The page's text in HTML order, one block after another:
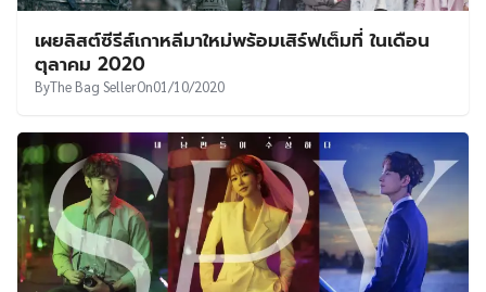
เผยลิสต์ซีรีส์เกาหลีมาใหม่พร้อมเสิร์ฟเต็มที่ ในเดือน
ตุลาคม 2020
ByThe Bag SellerOn01/10/2020